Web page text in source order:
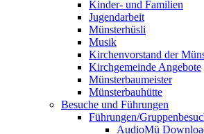
Kinder- und Familien
Jugendarbeit
Münsterhüsli
Musik
Kirchenvorstand der
Kirchgemeinde Angebote
Münsterbaumeister
Münsterbauhütte
Besuche und Führungen
Führungen/
AudioMü